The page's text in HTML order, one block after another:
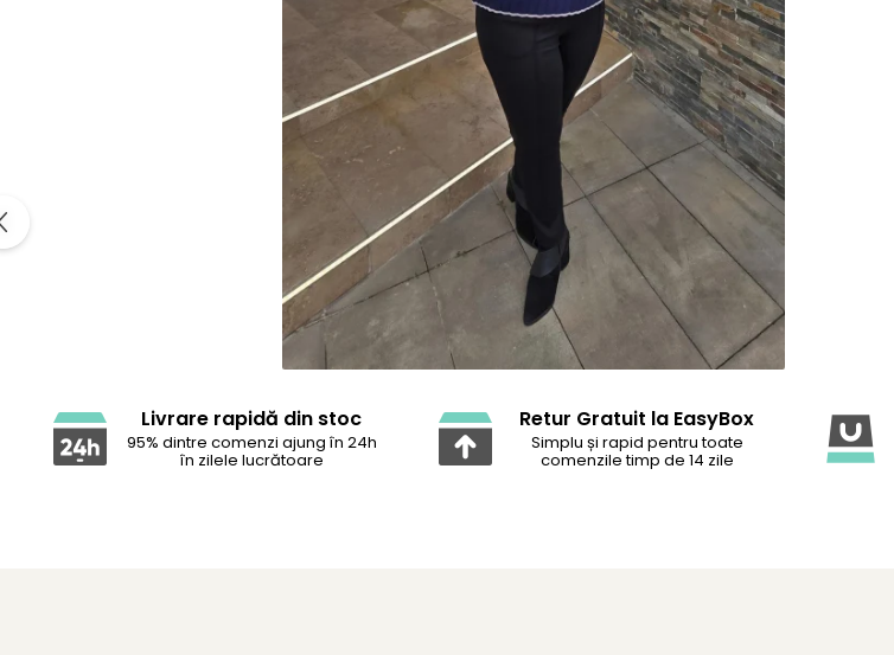
Livrare rapidă din stoc
95% dintre comenzi ajung în 24h
în zilele lucrătoare
Retur Gratuit la EasyBox
Simplu și rapid pentru toate
comenzile timp de 14 zile